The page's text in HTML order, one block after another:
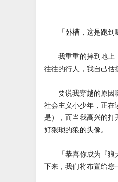
序
「卧槽，这是跑到
我重重的摔到地上，
往往的行人，我自己估
要说我穿越的原因嘛
社会主义小少年，正在
是），而当我高兴的打
好猥琐的狼的头像。
「恭喜你成为『狼大
下来，我们将布置给您